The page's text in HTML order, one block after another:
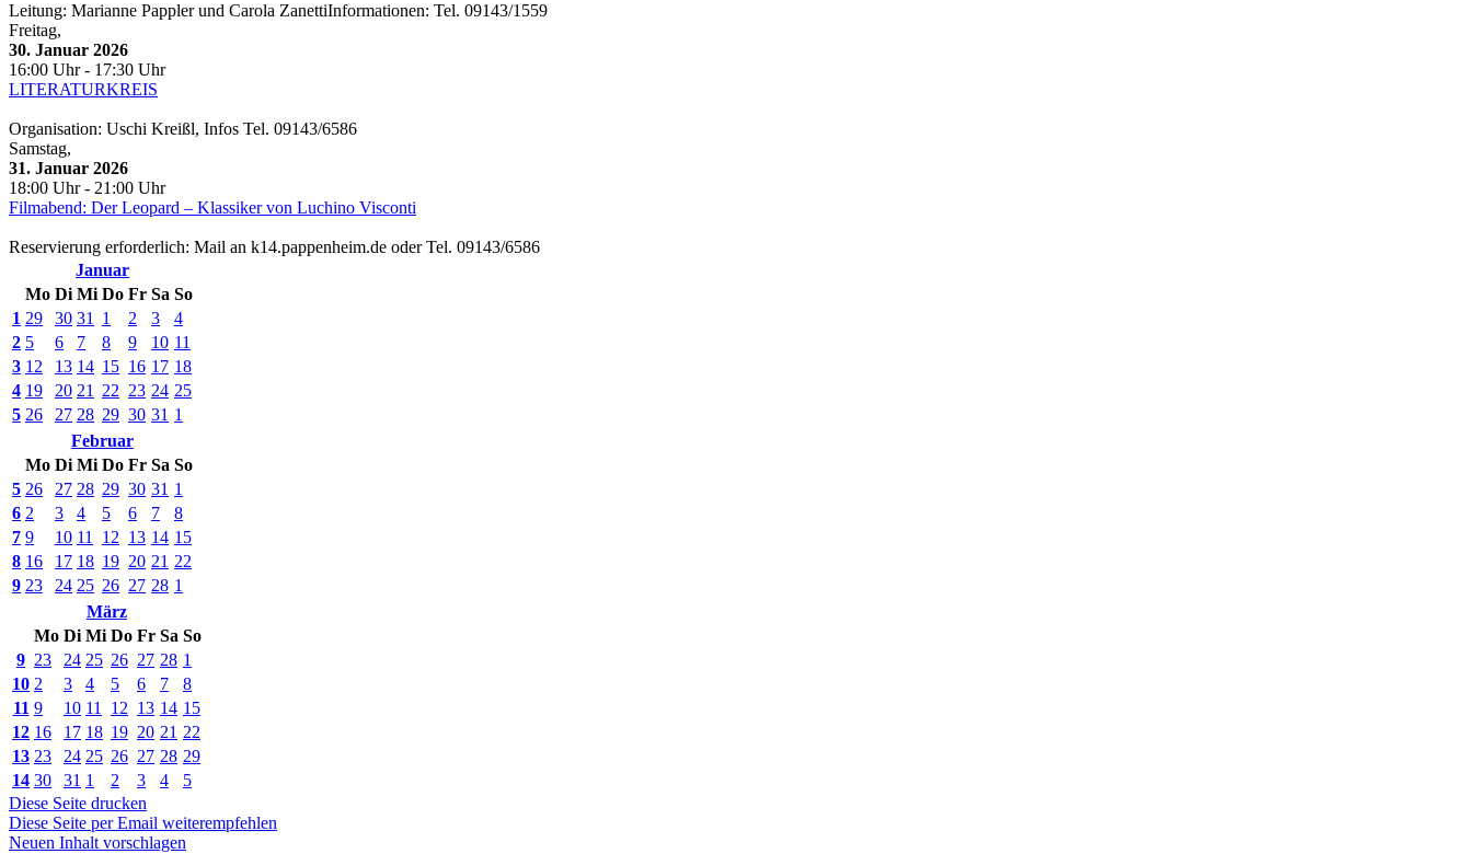
Leitung: Marianne Pappler und Carola ZanettiInformationen: Tel. 09143/1559
Freitag,
30. Januar 2026
16:00 Uhr - 17:30 Uhr
LITERATURKREIS
Organisation: Uschi Kreißl, Infos Tel. 09143/6586
Samstag,
31. Januar 2026
18:00 Uhr - 21:00 Uhr
Filmabend: Der Leopard – Klassiker von Luchino Visconti
Reservierung erforderlich: Mail an k14.pappenheim.de oder Tel. 09143/6586
Januar
Mo Di Mi Do Fr Sa So
1 29 30 31 1 2 3
4
2 5 6 7 8 9 10 11
3 12 13 14 15 16 17 18
4 19 20 21 22 23 24 25
5 26 27 28 29 30 31 1
Februar
Mo Di Mi Do Fr Sa So
5 26 27 28 29 30 31 1
6 2 3 4 5 6 7
8
7 9 10 11 12 13 14 15
8 16 17 18 19 20 21 22
9 23 24 25 26 27 28 1
März
Mo Di Mi Do Fr Sa So
9 23 24 25 26 27 28 1
10 2 3 4 5 6 7
8
11 9 10 11 12 13 14 15
12 16 17 18 19 20 21 22
13 23 24 25 26 27 28 29
14 30 31 1 2 3 4
5
Diese Seite drucken
Diese Seite per Email weiterempfehlen
Neuen Inhalt vorschlagen